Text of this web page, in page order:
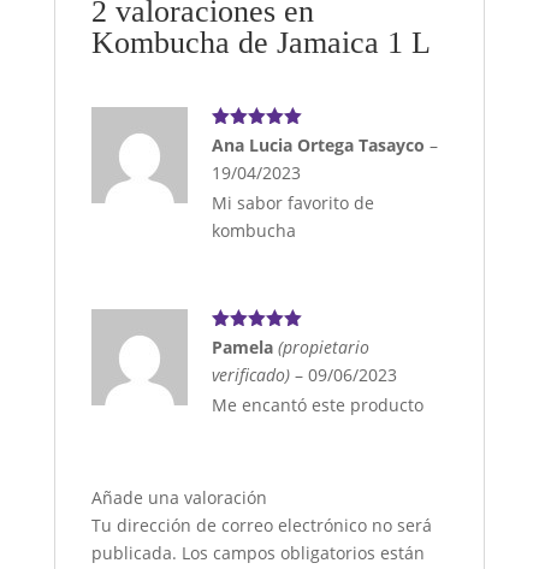
2 valoraciones en
Kombucha de Jamaica 1 L
Valorado
Ana Lucia Ortega Tasayco –
19/04/2023
Mi sabor favorito de
kombucha
Valorado
de 5
Pamela (propietario
verificado) – 09/06/2023
Me encantó este producto
Añade una valoración
Tu dirección de correo electrónico no será
publicada. Los campos obligatorios están